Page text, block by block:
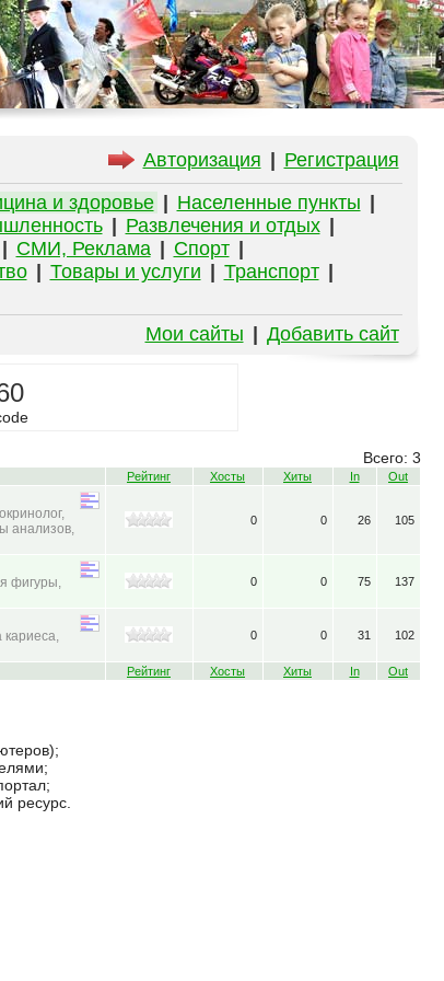
Авторизация Регистрация
и здоровье Населенные пункты
Развлечения и отдых
СМИ, Реклама Спорт
Товары и услуги Транспорт
Мои сайты
Добавить сайт
Всего: 3
Рейтинг Хосты Хиты In Out
анализов,
0 0 26 105
фигуры,
0 0 75 137
кариеса,
0 0 31 102
Рейтинг Хосты Хиты In Out
ресурс.